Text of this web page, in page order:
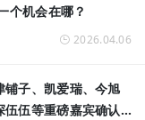
个机会在哪？
2026.04.06
子、凯爱瑞、今旭
伍等重磅嘉宾确认